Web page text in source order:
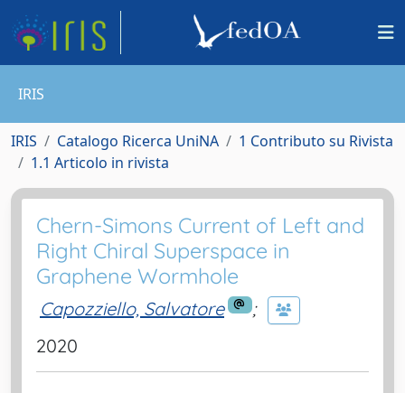
IRIS
IRIS Catalogo Ricerca UniNA
1 Contributo su Rivista
1.1 Articolo in rivista
Chern-Simons Current of Left and
Right Chiral Superspace in
Graphene Wormhole
Capozziello, Salvatore
;
2020